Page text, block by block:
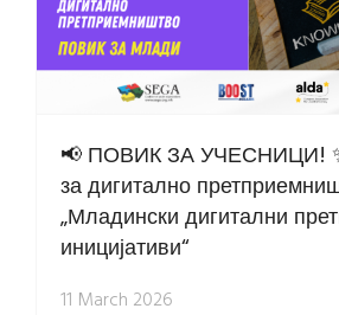
📢 ПОВИК ЗА УЧЕСНИЦИ!
за дигитално
„Младински дигитални
иницијативи“
11 March 2026